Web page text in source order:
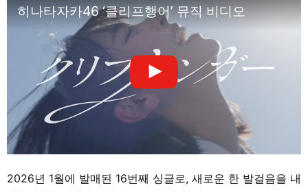
히나타자카46 ‘클리프행어’ 뮤직 비디오
2026년 1월에 발매된 16번째 싱글로, 새로운 한 발걸음을 내